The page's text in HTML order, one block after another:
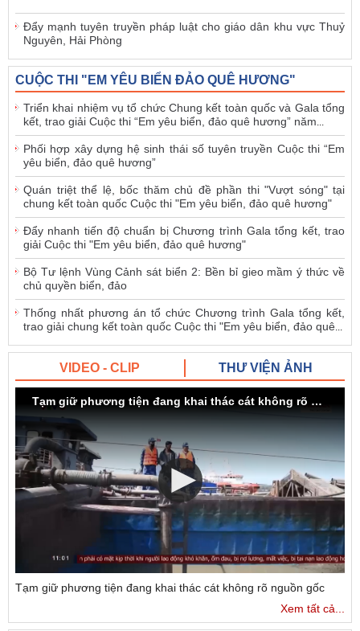
Đẩy mạnh tuyên truyền pháp luật cho giáo dân khu vực Thuỷ
Nguyên, Hải Phòng
CUỘC THI "EM YÊU BIỂN ĐẢO QUÊ HƯƠNG"
Triển khai nhiệm vụ tổ chức Chung kết toàn quốc và Gala tổng
kết, trao giải Cuộc thi “Em yêu biển, đảo quê hương” năm...
Phối hợp xây dựng hệ sinh thái số tuyên truyền Cuộc thi “Em
yêu biển, đảo quê hương”
Quán triệt thể lệ, bốc thăm chủ đề phần thi "Vượt sóng" tại
chung kết toàn quốc Cuộc thi "Em yêu biển, đảo quê hương"
Đẩy nhanh tiến độ chuẩn bị Chương trình Gala tổng kết, trao
giải Cuộc thi "Em yêu biển, đảo quê hương"
Bộ Tư lệnh Vùng Cảnh sát biển 2: Bền bỉ gieo mầm ý thức về
chủ quyền biển, đảo
Thống nhất phương án tổ chức Chương trình Gala tổng kết,
trao giải chung kết toàn quốc Cuộc thi "Em yêu biển, đảo quê...
VIDEO - CLIP THƯ VIỆN ẢNH
Tạm giữ phương tiện đang khai thác cát không rõ nguồn gốc
Tạm giữ phương tiện đang khai thác cát không rõ nguồn gốc
Xem tất cả...